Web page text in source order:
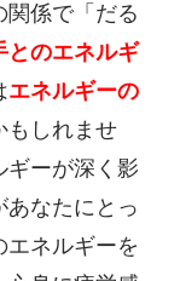
関係で「だる
とのエネルギ
エネルギーの
もしれませ
ギーが深く影
なたにとっ
エネルギーを